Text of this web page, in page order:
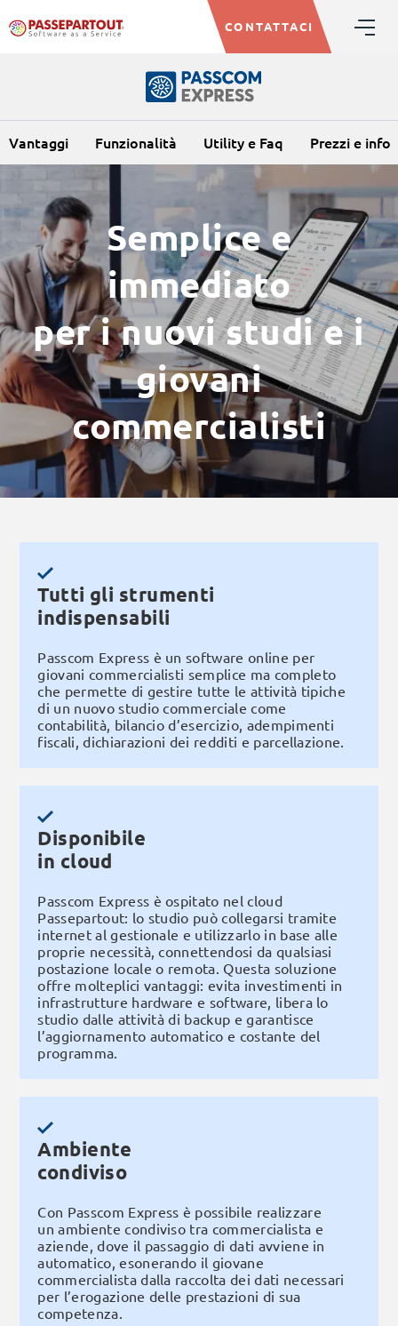
CONTATTACI
Vantaggi Funzionalità Utility e Faq Prezzi e info
Semplice e
immediato
per i nuovi studi e i
giovani
commercialisti
Tutti gli strumenti
indispensabili
Passcom Express è un software online per
giovani commercialisti semplice ma completo
che permette di gestire tutte le attività tipiche
di un nuovo studio commerciale come
contabilità, bilancio d’esercizio, adempimenti
fiscali, dichiarazioni dei redditi e parcellazione.
Disponibile
in cloud
Passcom Express è ospitato nel cloud
Passepartout: lo studio può collegarsi tramite
internet al gestionale e utilizzarlo in base alle
proprie necessità, connettendosi da qualsiasi
postazione locale o remota. Questa soluzione
offre molteplici vantaggi: evita investimenti in
infrastrutture hardware e software, libera lo
studio dalle attività di backup e garantisce
l’aggiornamento automatico e costante del
programma.
Ambiente
condiviso
Con Passcom Express è possibile realizzare
un ambiente condiviso tra commercialista e
aziende, dove il passaggio di dati avviene in
automatico, esonerando il giovane
commercialista dalla raccolta dei dati necessari
per l’erogazione delle prestazioni di sua
competenza.